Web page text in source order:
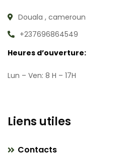
Douala , cameroun
+237696864549
Heures d’ouverture:
Lun – Ven: 8 H – 17H
Liens utiles
Contacts